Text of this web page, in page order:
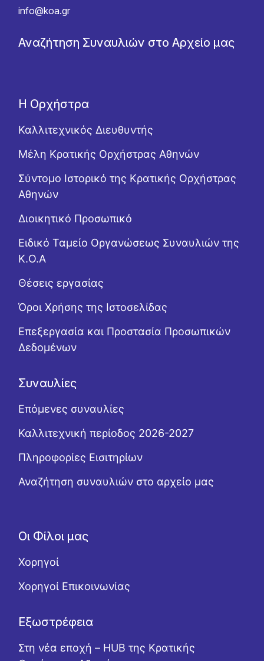
info@koa.gr
Αναζήτηση Συναυλιών στο Αρχείο μας
Η Ορχήστρα
Καλλιτεχνικός Διευθυντής
Μέλη Κρατικής Ορχήστρας Αθηνών
Σύντομο Ιστορικό της Κρατικής Ορχήστρας
Αθηνών
Διοικητικό Προσωπικό
Ειδικό Ταμείο Οργανώσεως Συναυλιών της
Κ.Ο.Α
Θέσεις εργασίας
Όροι Χρήσης της Ιστοσελίδας
Επεξεργασία και Προστασία Προσωπικών
Δεδομένων
Συναυλίες
Επόμενες συναυλίες
Καλλιτεχνική περίοδος 2026-2027
Πληροφορίες Εισιτηρίων
Αναζήτηση συναυλιών στο αρχείο μας
Οι Φίλοι μας
Χορηγοί
Χορηγοί Επικοινωνίας
Εξωστρέφεια
Στη νέα εποχή – HUB της Κρατικής